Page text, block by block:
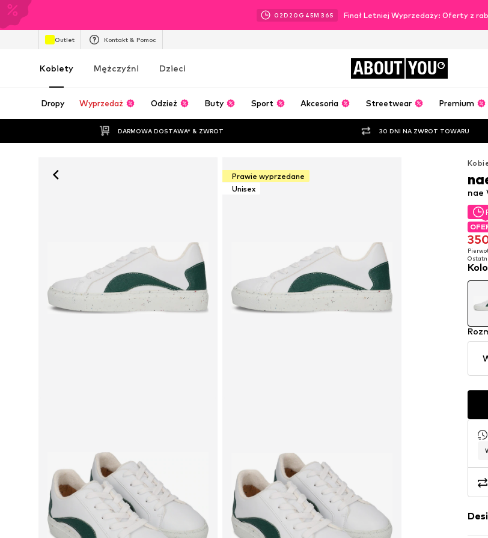
02D 20 G 45M 35S Finał Letniej Wyprzedaży: Oferty z
Outlet Kontakt & Pomoc
Kobiety Mężczyźni Dzieci ABOUT YOU
Dropy Wyprzedaż Odzież Buty Sport Akcesoria Streetwear Premium
DARMOWA DOSTAWA* & ZWROT 30 DNI NA ZWROT TOWARU
Prawie wyprzedane
Unisex
nae